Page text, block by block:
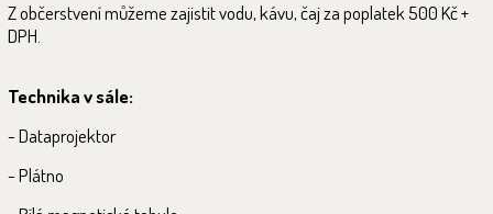
Z občerstvení můžeme zajistit vodu, kávu, čaj za poplatek 500 Kč +
DPH.
Technika v sále:
-Dataprojektor
-Plátno